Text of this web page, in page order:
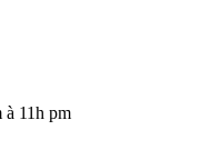
à 11h pm